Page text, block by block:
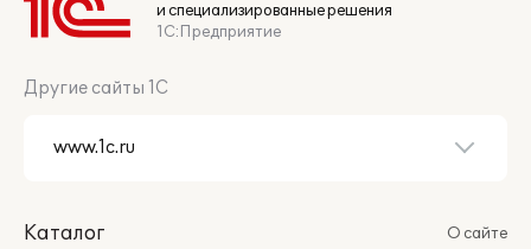
и специализированные решения
1С:Предприятие
Другие сайты 1С
Каталог
О сайте